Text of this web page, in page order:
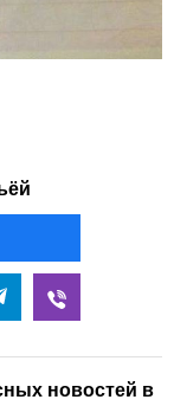
новостей в